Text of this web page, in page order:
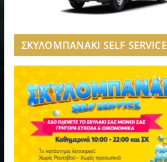
ΣΚΥΛΟΜΠΑΝΑΚΙ SELF SERVICE